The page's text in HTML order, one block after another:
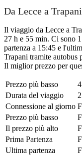
Da Lecce a
Il viaggio da Lecce a
27 h e 55 min. Ci sono
partenza a 15:45 e
Trapani tramite
Il miglior prezzo per
Prezzo più basso
Durata del viaggio
Connessione al giorno
Prezzo più basso
Il prezzo più alto
Prima Partenza
Ultima partenza